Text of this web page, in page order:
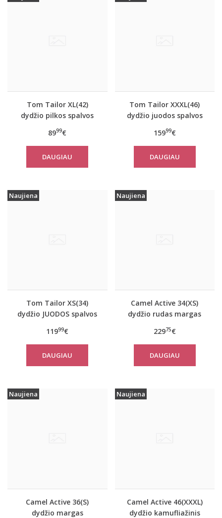
Tom Tailor XL(42)
dydžio pilkos spalvos
paltas Tom Tailor
10367
8999€
DAUGIAU
Tom Tailor XXXL(46)
dydžio juodos spalvos
žiemai Tom Tailor
14482
15999€
DAUGIAU
Naujiena
Tom Tailor XS(34)
dydžio JUODOS spalvos
paltas Tom Tailor
29999
11999€
DAUGIAU
Naujiena
Camel Active 34(XS)
dydžio rudas margas
paltas 310050 6F32
22975€
DAUGIAU
Naujiena
Camel Active 36(S)
dydžio margas
Naujiena
Camel Active 46(XXXL)
dydžio kamufliažinis